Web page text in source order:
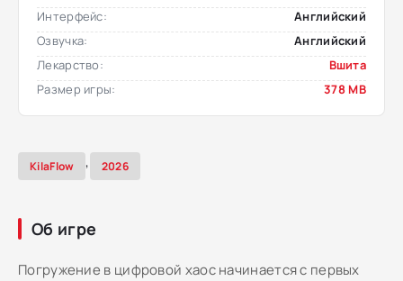
Интерфейс:
Английский
Озвучка:
Английский
Лекарство:
Вшита
Размер игры:
378 MB
KilaFlow , 2026
Об игре
Погружение в цифровой хаос начинается с первых